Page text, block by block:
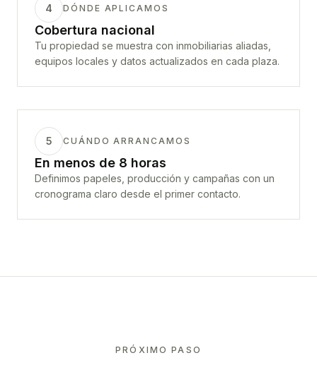
4 DÓNDE APLICAMOS
Cobertura nacional
Tu propiedad se muestra con inmobiliarias aliadas,
equipos locales y datos actualizados en cada plaza.
5 CUÁNDO ARRANCAMOS
En menos de 8 horas
Definimos papeles, producción y campañas con un
cronograma claro desde el primer contacto.
PRÓXIMO PASO